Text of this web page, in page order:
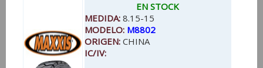
EN STOCK
MEDIDA: 8.15-15
MODELO: M8802
ORIGEN: CHINA
IC/IV: